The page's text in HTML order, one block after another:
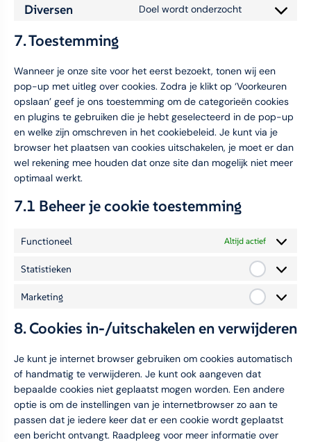
Diversen Doel wordt onderzocht
7. Toestemming
Wanneer je onze site voor het eerst bezoekt, tonen wij een
pop-up met uitleg over cookies. Zodra je klikt op ‘Voorkeuren
opslaan’ geef je ons toestemming om de categorieën cookies
en plugins te gebruiken die je hebt geselecteerd in de pop-up
en welke zijn omschreven in het cookiebeleid. Je kunt via je
browser het plaatsen van cookies uitschakelen, je moet er dan
wel rekening mee houden dat onze site dan mogelijk niet meer
optimaal werkt.
7.1 Beheer je cookie toestemming
Functioneel Altijd actief
Statistieken
Marketing
8. Cookies in-/uitschakelen en verwijderen
Je kunt je internet browser gebruiken om cookies automatisch
of handmatig te verwijderen. Je kunt ook aangeven dat
bepaalde cookies niet geplaatst mogen worden. Een andere
optie is om de instellingen van je internetbrowser zo aan te
passen dat je iedere keer dat er een cookie wordt geplaatst
een bericht ontvangt. Raadpleeg voor meer informatie over